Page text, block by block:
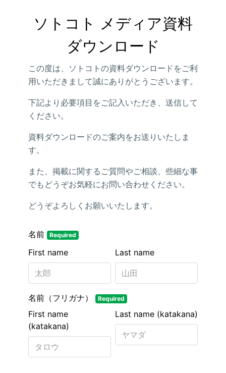
ソトコト メディア資料
ダウンロード
この度は、ソトコトの資料ダウンロードをご利
用いただきまして誠にありがとうございます。
下記より必要項目をご記入いただき、送信して
ください。
資料ダウンロードのご案内をお送りいたしま
す。
また、掲載に関するご質問やご相談、些細な事
でもどうぞお気軽にお問い合わせください。
どうぞよろしくお願いいたします。
名前 Required
Last name
First name
名前（フリガナ） Required
Last name (katakana)
First name
(katakana)